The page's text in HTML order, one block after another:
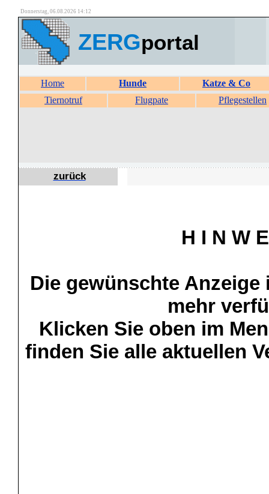
Donnerstag, 06.08.2026 14:12
ZERGportal
Home Hunde
Katze & Co
Tiernotruf
Flugpate Pflegestellen
zurück
H I N W
Die gewünschte
mehr
Klicken Sie oben im
finden Sie alle aktuellen